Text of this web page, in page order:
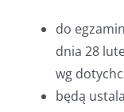
do
dnia 28
wg
będą